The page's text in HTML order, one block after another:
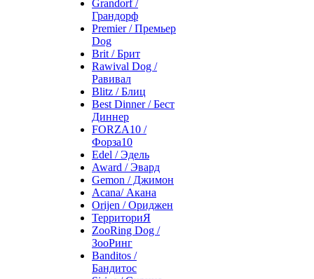
Grandorf /
Грандорф
Premier / Премьер
Dog
Brit / Брит
Rawival Dog /
Равивал
Blitz / Блиц
Best Dinner / Бест
Диннер
FORZA10 /
Форза10
Edel / Эдель
Award / Эвард
Gemon / Джимон
Acana/ Акана
Orijen / Ориджен
ТерриториЯ
ZooRing Dog /
ЗооРинг
Banditos /
Бандитос